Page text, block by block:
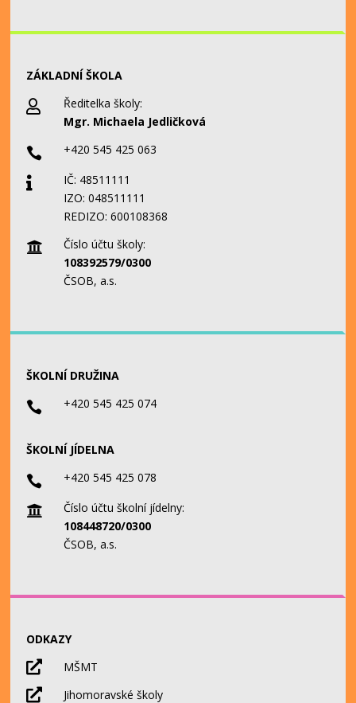
ZÁKLADNÍ ŠKOLA

Ředitelka školy:
Mgr. Michaela Jedličková
 +420 545 425 063

IČ: 48511111
IZO: 048511111
REDIZO: 600108368

Číslo účtu školy:
108392579/0300
ČSOB, a.s.
ŠKOLNÍ DRUŽINA
 +420 545 425 074
ŠKOLNÍ JÍDELNA
 +420 545 425 078

Číslo účtu školní jídelny:
108448720/0300
ČSOB, a.s.
ODKAZY
 MŠMT
 Jihomoravské školy